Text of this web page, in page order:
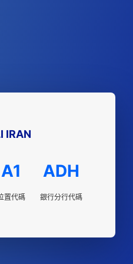
IRAN
A1
置代碼
ADH
銀行分行代碼